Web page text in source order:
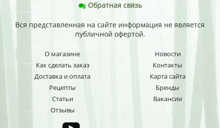
Обратная связь
Вся представленная на сайте информация не является
публичной офертой.
О магазине
Как сделать заказ
Доставка и оплата
Рецепты
Статьи
Отзывы
Новости
Контакты
Карта сайта
Бренды
Вакансии